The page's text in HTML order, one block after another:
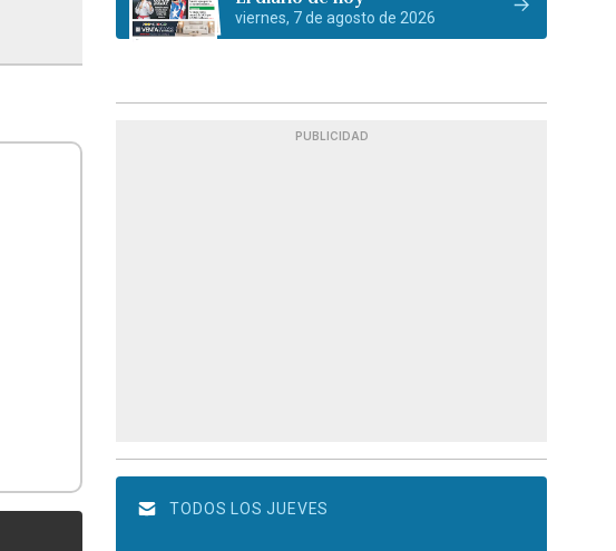
viernes, 7 de agosto de 2026
PUBLICIDAD
TODOS LOS JUEVES